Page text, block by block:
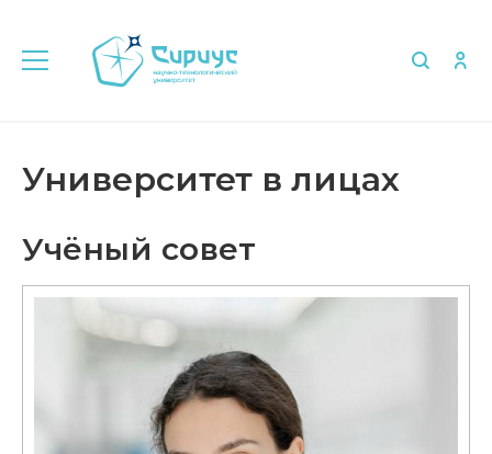
Университет в лицах
Учёный совет